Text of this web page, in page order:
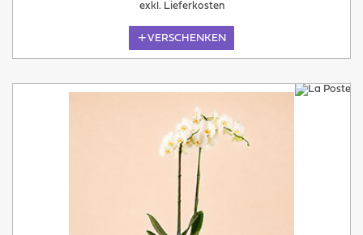
exkl. Lieferkosten
VERSCHENKEN